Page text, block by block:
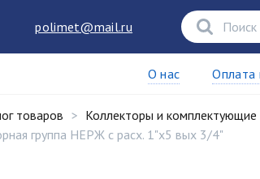
polimet@mail.ru
О нас Оплата
товаров Коллекторы и комплектующие
группа НЕРЖ с расх. 1"х5 вых 3/4"